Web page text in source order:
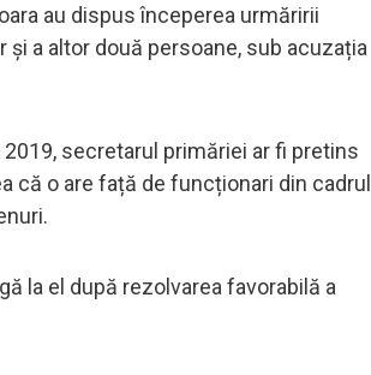
au dispus începerea urmăririi
a altor două persoane, sub acuzația
secretarul primăriei ar fi pretins
că o are față de funcționari din cadrul
la el după rezolvarea favorabilă a